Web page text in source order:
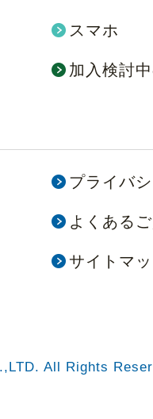
スマホ
加入検討
プライバ
よくある
サイトマ
All Rights